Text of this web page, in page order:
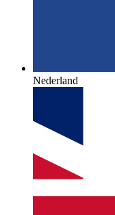
Nederland